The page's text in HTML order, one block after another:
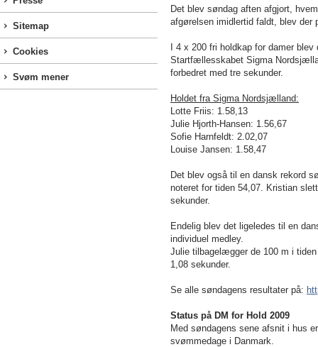
Sitemap
Cookies
Svøm mener
Det blev søndag aften afgjort,
afgørelsen imidlertid faldt, blev
I 4 x 200 fri holdkap for damer
Startfællesskabet Sigma
forbedret med tre sekunder.
Holdet fra Sigma Nordsjælland:
Lotte Friis: 1.58,13
Julie Hjorth-Hansen: 1.56,67
Sofie Harnfeldt: 2.02,07
Louise Jansen: 1.58,47
Det blev også til en dansk rekord
noteret for tiden 54,07. Kristian
sekunder.
Endelig blev det ligeledes til en
individuel medley.
Julie tilbagelægger de 100 m i
1,08 sekunder.
Se alle søndagens resultater på:
Status på DM for Hold 2009
Med søndagens sene afsnit i hus
svømmedage i Danmark.